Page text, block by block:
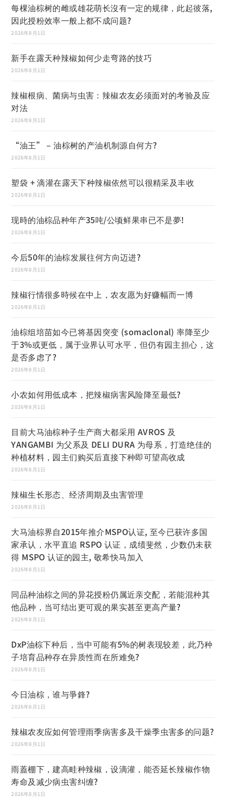
每棵油棕树的雌或雄花萌长沒有一定的规律，此起彼落,
因此授粉效率一般上都不成问题?
2026年8月1日
新手在露天种辣椒如何少走弯路的技巧
2026年8月1日
辣椒根病、菌病与虫害：辣椒农友必须面对的考验及应
对法
2026年8月1日
“油王” – 油棕树的产油机制源自何方?
2026年8月1日
塑袋 + 滴灌在露天下种辣椒依然可以很精采及丰收
2026年8月1日
现時的油棕品种年产35吨/公顷鲜果串已不是夢!
2026年8月1日
今后50年的油棕发展往何方向迈进?
2026年8月1日
辣椒行情很多時候在中上，农友愿为好赚幅而一博
2026年8月1日
油棕组培苗如今已将基因突变 (somaclonal) 率降至少
于3%或更低，属于业界认可水平，但仍有园主担心，这
是否多虑了?
2026年8月1日
小农如何用低成本，把辣椒病害风险降至最低?
2026年8月1日
目前大马油棕种子生产商大都采用 AVROS 及
YANGAMBI 为父系及 DELI DURA 为母系，打造绝佳的
种植材料，园主们购买后直接下种即可望高收成
2026年8月1日
辣椒生长形态、经济周期及虫害管理
2026年8月1日
大马油棕界自2015年推介MSPO认证, 至今已获许多国
家承认，水平直追 RSPO 认证，成绩斐然，少数仍未获
得 MSPO 认证的园主, 敬希快马加入
2026年8月1日
同品种油棕之间的异花授粉仍属近亲交配，若能混种其
他品种，当可结出更可观的果实甚至更高产量?
2026年8月1日
DxP油棕下种后，当中可能有5%的树表现较差，此乃种
子培育品种存在异质性而在所难免?
2026年8月1日
今日油棕，谁与爭鋒?
2026年8月1日
辣椒农友应如何管理雨季病害多及干燥季虫害多的问题?
2026年8月1日
雨蓋棚下，建高畦种辣椒，设滴灌，能否延长辣椒作物
寿命及减少病虫害纠缠?
2026年8月1日